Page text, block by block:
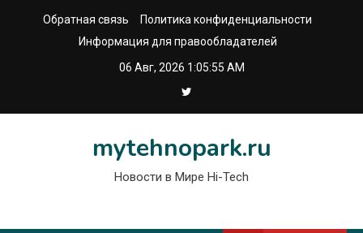
Обратная связь
Политика конфиденциальности
Информация для правообладателей
06 Авг, 2026 1:05:55 AM
mytehnopark.ru
Новости в Мире Hi-Tech